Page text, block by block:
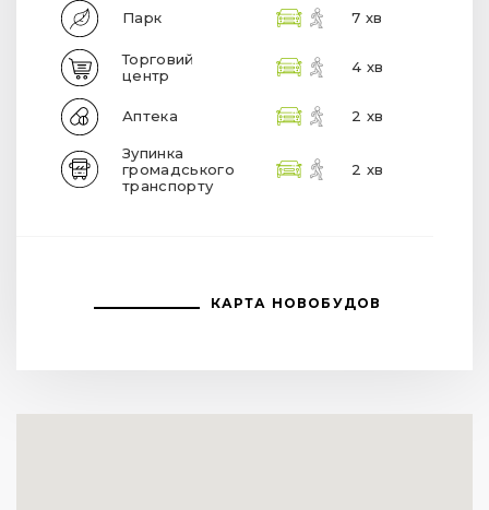
Парк 7 хв
Торговий
центр
4 хв
Аптека 2 хв
Зупинка
громадського
транспорту
2 хв
КАРТА НОВОБУДОВ